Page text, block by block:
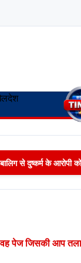
देश
से दुष्कर्म के आरोपी
वह पेज जिसकी आप